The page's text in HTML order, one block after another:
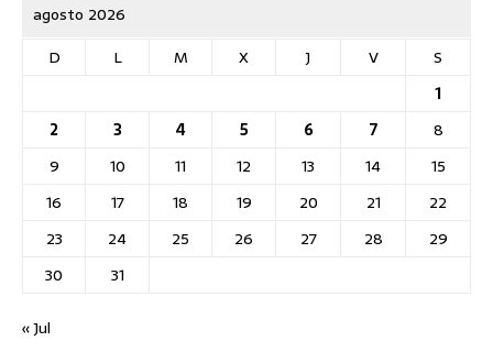
agosto 2026
D
L M X J V
S
1
2
3 4 5 6 7
8
9
10 11 12 13 14
15
16
17 18 19 20 21
22
23
24 25 26 27 28
29
30
31
« Jul